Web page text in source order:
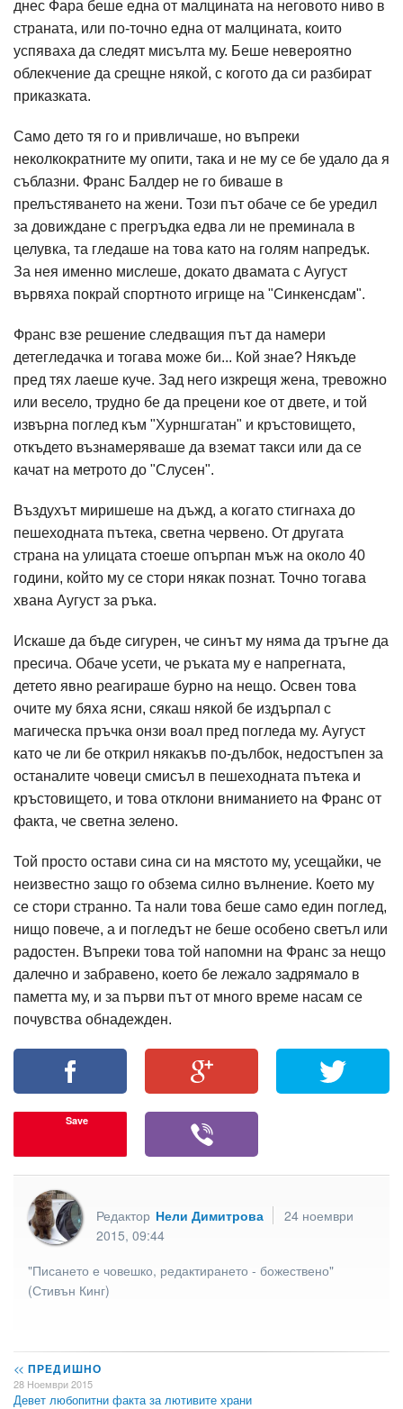
днес Фара беше една от малцината на неговото ниво в
страната, или по-точно една от малцината, които
успяваха да следят мисълта му. Беше невероятно
облекчение да срещне някой, с когото да си разбират
приказката.
Само дето тя го и привличаше, но въпреки
неколкократните му опити, така и не му се бе удало да я
съблазни. Франс Балдер не го биваше в
прелъстяването на жени. Този път обаче се бе уредил
за довиждане с прегръдка едва ли не преминала в
целувка, та гледаше на това като на голям напредък.
За нея именно мислеше, докато двамата с Аугуст
вървяха покрай спортното игрище на "Синкенсдам".
Франс взе решение следващия път да намери
детегледачка и тогава може би... Кой знае? Някъде
пред тях лаеше куче. Зад него изкрещя жена, тревожно
или весело, трудно бе да прецени кое от двете, и той
извърна поглед към "Хурншгатан" и кръстовището,
откъдето възнамеряваше да вземат такси или да се
качат на метрото до "Слусен".
Въздухът миришеше на дъжд, а когато стигнаха до
пешеходната пътека, светна червено. От другата
страна на улицата стоеше опърпан мъж на около 40
години, който му се стори някак познат. Точно тогава
хвана Аугуст за ръка.
Искаше да бъде сигурен, че синът му няма да тръгне да
пресича. Обаче усети, че ръката му е напрегната,
детето явно реагираше бурно на нещо. Освен това
очите му бяха ясни, сякаш някой бе издърпал с
магическа пръчка онзи воал пред погледа му. Аугуст
като че ли бе открил някакъв по-дълбок, недостъпен за
останалите човеци смисъл в пешеходната пътека и
кръстовището, и това отклони вниманието на Франс от
факта, че светна зелено.
Той просто остави сина си на мястото му, усещайки, че
неизвестно защо го обзема силно вълнение. Което му
се стори странно. Та нали това беше само един поглед,
нищо повече, а и погледът не беше особено светъл или
радостен. Въпреки това той напомни на Франс за нещо
далечно и забравено, което бе лежало задрямало в
паметта му, и за първи път от много време насам се
почувства обнадежден.
Save
Редактор Нели Димитрова
24 ноември
2015, 09:44
"Писането е човешко, редактирането - божествено"
(Стивън Кинг)
<< ПРЕДИШНО
28 Ноември 2015
Девет любопитни факта за лютивите храни